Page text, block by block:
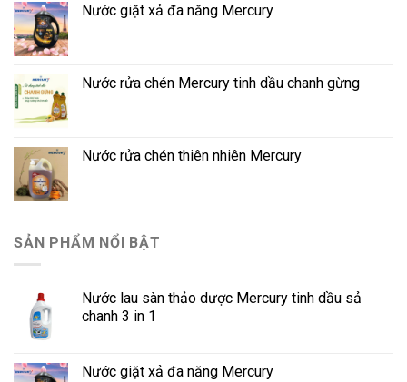
Nước giặt xả đa năng Mercury
Nước rửa chén Mercury tinh dầu chanh gừng
Nước rửa chén thiên nhiên Mercury
SẢN PHẨM NỔI BẬT
Nước lau sàn thảo dược Mercury tinh dầu sả
chanh 3 in 1
Nước giặt xả đa năng Mercury